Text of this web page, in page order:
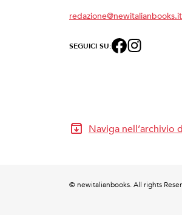
redazione@newitalianbooks.it
SEGUICI SU:
Naviga nell’archivio
© newitalianbooks. All rights